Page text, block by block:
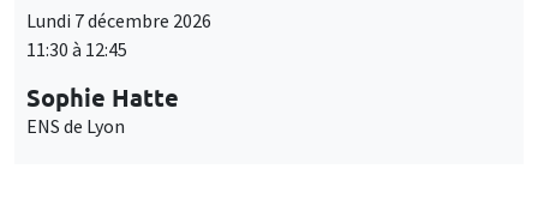
Lundi 7 décembre 2026
11:30 à 12:45
Sophie Hatte
ENS de Lyon